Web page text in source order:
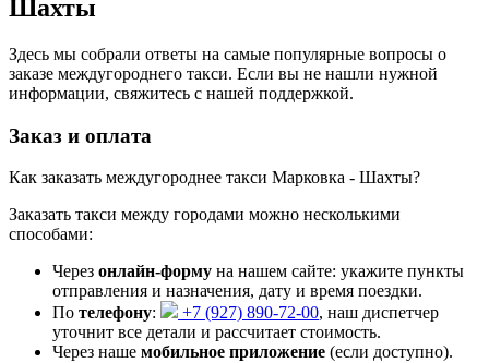
Шахты
Здесь мы собрали ответы на самые популярные вопросы о
заказе междугороднего такси. Если вы не нашли нужной
информации, свяжитесь с нашей поддержкой.
Заказ и оплата
Как заказать междугороднее такси Марковка - Шахты?
Заказать такси между городами можно несколькими
способами:
Через онлайн-форму на нашем сайте: укажите пункты
отправления и назначения, дату и время поездки.
По телефону: +7 (927) 890-72-00, наш диспетчер
уточнит все детали и рассчитает стоимость.
Через наше мобильное приложение (если доступно).